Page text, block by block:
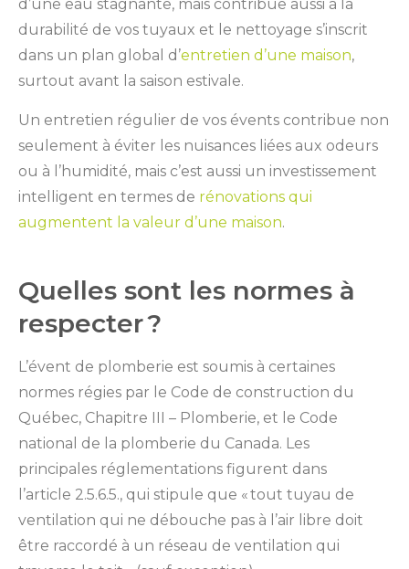
d’une eau stagnante, mais contribue aussi à la
durabilité de vos tuyaux et le nettoyage s’inscrit
dans un plan global d’entretien d’une maison,
surtout avant la saison estivale.
Un entretien régulier de vos évents contribue non
seulement à éviter les nuisances liées aux odeurs
ou à l’humidité, mais c’est aussi un investissement
intelligent en termes de rénovations qui
augmentent la valeur d’une maison.
Quelles sont les normes à
respecter ?
L’évent de plomberie est soumis à certaines
normes régies par le Code de construction du
Québec, Chapitre III – Plomberie, et le Code
national de la plomberie du Canada. Les
principales réglementations figurent dans
l’article 2.5.6.5., qui stipule que « tout tuyau de
ventilation qui ne débouche pas à l’air libre doit
être raccordé à un réseau de ventilation qui